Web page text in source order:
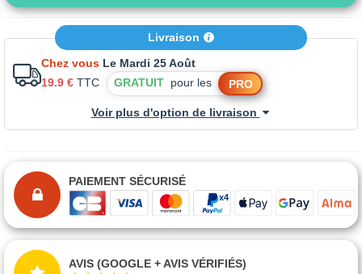
Livraison
Chez vous Le Mardi 25 Août
19.9 € TTC GRATUIT pour les PRO
Voir plus d'option de livraison
PAIEMENT SÉCURISÉ
AVIS (GOOGLE + AVIS VÉRIFIÉS)